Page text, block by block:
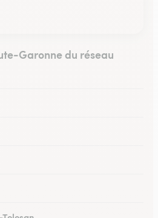
Garonne du réseau